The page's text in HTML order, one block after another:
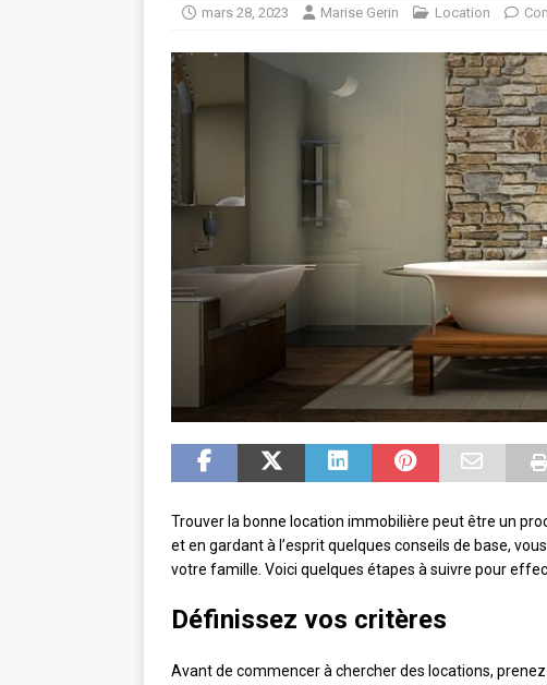
mars 28, 2023 Marise Gerin Location
Trouver la bonne location immobilière peut être un
et en gardant à l’esprit quelques conseils de base,
votre famille. Voici quelques étapes à suivre pour
Définissez vos critères
Avant de commencer à chercher des locations,